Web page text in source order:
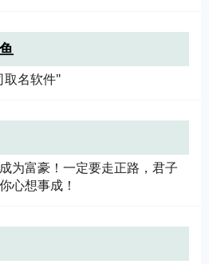
取名软件"
为富豪！一定要走正路，君子
心想事成！